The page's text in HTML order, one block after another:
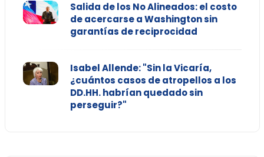
Salida de los No Alineados: el costo
de acercarse a Washington sin
garantías de reciprocidad
Isabel Allende: "Sin la Vicaría,
¿cuántos casos de atropellos a los
DD.HH. habrían quedado sin
perseguir?"